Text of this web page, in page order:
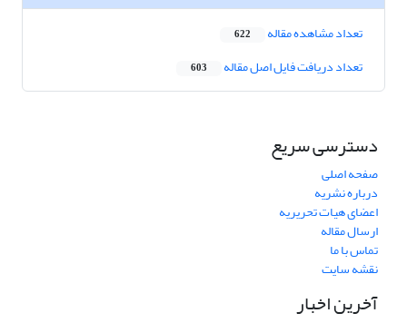
تعداد مشاهده مقاله 622
تعداد دریافت فایل اصل مقاله 603
دسترسی سریع
صفحه اصلی
درباره نشریه
اعضای هیات تحریریه
ارسال مقاله
تماس با ما
نقشه سایت
آخرین اخبار